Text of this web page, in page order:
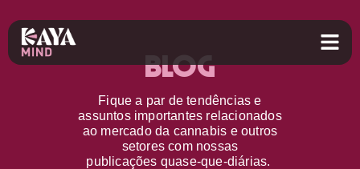
Blog
Fique a par detendências e
assuntos importantes relacionados
ao mercado da cannabis e outros
setorescom nossas
publicações quase-que-diárias.